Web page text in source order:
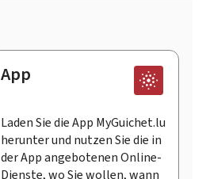
App
Laden Sie die App MyGuichet.lu
herunter und nutzen Sie die in
der App angebotenen Online-
Dienste, wo Sie wollen, wann